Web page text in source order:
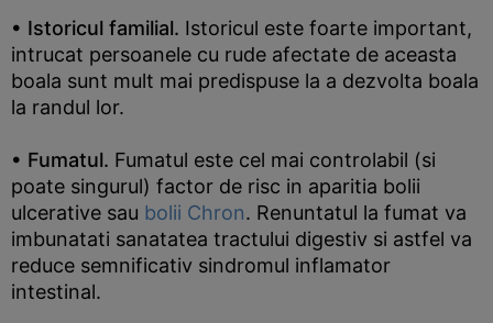
• Istoricul familial. Istoricul este foarte important,
intrucat persoanele cu rude afectate de aceasta
boala sunt mult mai predispuse la a dezvolta boala
la randul lor.
• Fumatul. Fumatul este cel mai controlabil (si
poate singurul) factor de risc in aparitia bolii
ulcerative sau bolii Chron. Renuntatul la fumat va
imbunatati sanatatea tractului digestiv si astfel va
reduce semnificativ sindromul inflamator
intestinal.